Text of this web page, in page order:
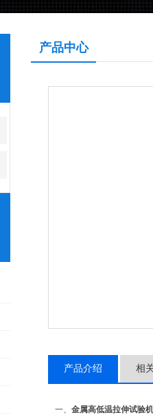
产品中心
产品介绍 相
一、 金属高低温拉伸试验机